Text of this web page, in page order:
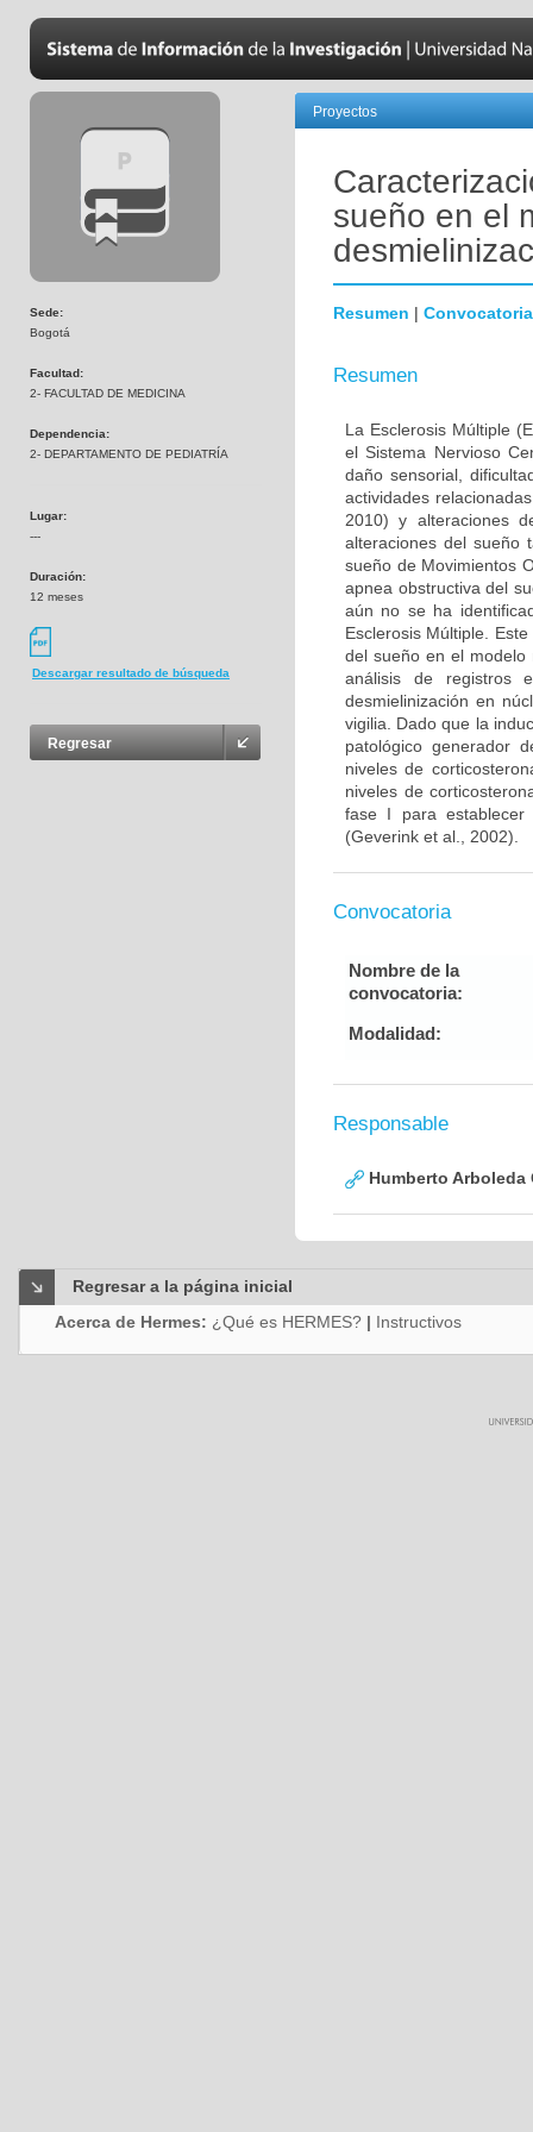
Sede:
Bogotá
Facultad:
2- FACULTAD DE MEDICINA
Dependencia:
2- DEPARTAMENTO DE PEDIATRÍA
Lugar:
---
Duración:
12 meses
Descargar resultado de búsqueda
Regresar
Proyectos
sueño en el
Resumen | Convocatoria
Resumen
La Esclerosis Múltiple
el Sistema Nervioso
daño sensorial,
actividades
2010) y alteraciones
alteraciones del sueño
sueño de Movimientos
apnea obstructiva del
aún no se ha
Esclerosis Múltiple.
del sueño en el modelo
análisis de registros
desmielinización en
vigilia. Dado que la
patológico generador
niveles de
niveles de
fase I para establecer
(Geverink et al., 2002).
Convocatoria
Nombre de la
convocatoria:
Modalidad:
Responsable
Humberto Arboleda
Regresar a la página inicial
Acerca de Hermes: ¿Qué es HERMES? | Instructivos